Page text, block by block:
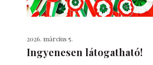
2026. március 5.
Ingyenesen látogatható!